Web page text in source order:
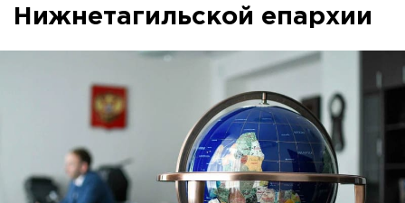
Нижнетагильской епархии